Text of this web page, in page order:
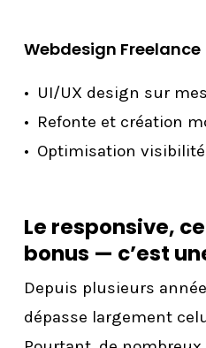
Webdesign Freelance
UI/UX design sur
Refonte et création
Optimisation visibilité
Le responsive,
bonus — c’est
Depuis plusieurs
dépasse largement